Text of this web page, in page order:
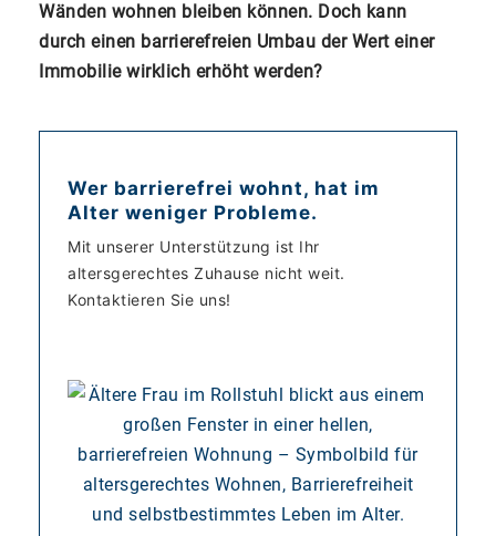
Wänden wohnen bleiben können. Doch kann
durch einen barrierefreien Umbau der Wert einer
Immobilie wirklich erhöht werden?
Wer barrierefrei wohnt, hat im
Alter weniger Probleme.
Mit unserer Unterstützung ist Ihr
altersgerechtes Zuhause nicht weit.
Kontaktieren Sie uns!